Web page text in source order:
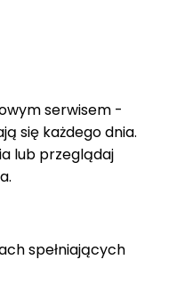
serwisem -
się każdego dnia.
lub przeglądaj
spełniających